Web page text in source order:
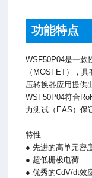
功能特点
WSF50P04是一款
（MOSFET），
压转换器应用提供
WSF50P04符合
力测试（EAS）保
特性
● 先进的高单元密
● 超低栅极电荷
● 优秀的CdV/dt效